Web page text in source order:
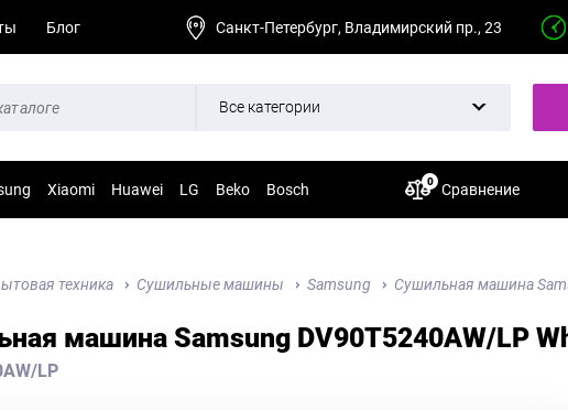
Блог Санкт-Петербург, Владимирский пр., 23
Все категории
Xiaomi Huawei LG Beko Bosch Сравнение
0
техника Сушильные машины Samsung Сушильная машина
машина Samsung DV90T5240AW/LP
LP